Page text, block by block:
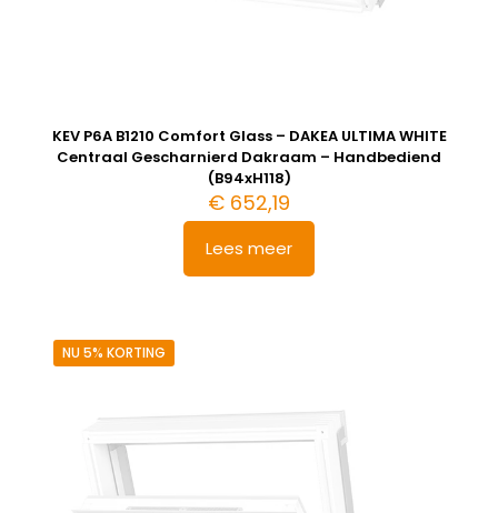
KEV P6A B1210 Comfort Glass – DAKEA ULTIMA WHITE
Centraal Gescharnierd Dakraam – Handbediend
(B94xH118)
€ 652,19
Lees meer
NU 5% KORTING